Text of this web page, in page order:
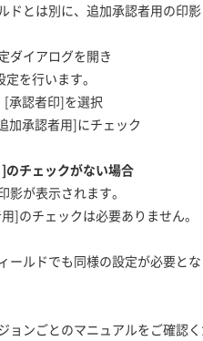
とは別に、追加承認者用の印影
イアログを開き
を行います。
認者印]を選択
承認者用]にチェック
のチェックがない場合
が表示されます。
チェックは必要ありません。
ルドでも同様の設定が必要とな
ョンごとのマニュアルをご確認く